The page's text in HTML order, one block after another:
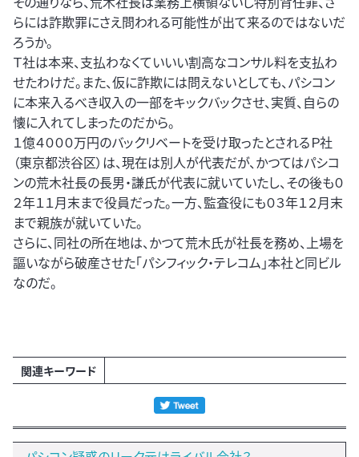
らには詐欺罪にさえ問われる可能性が出て来るのではないだ
ろうか。
Ｔ社は本来、支払わなくていいい割高なコンサル料を支払わ
せたわけだ。また、仮に詐欺には問えないとしても、パシコン
に本来入るべき収入の一部をキックバックさせ、実質、自らの
懐に入れてしまったのだから。
１億４０００万円のバックリベートを受け取ったとされるＰ社
（東京都渋谷区）は、現在は別人が代表だが、かつてはパシコ
ンの荒木社長の長男・謙氏が代表に就いていたし、その後も０
２年１１月末まで役員だった。一方、監査役にも０３年１２月末
まで親族が就いていた。
さらに、同社の所在地は、かつて荒木氏が社長を務め、上場を
謳いながら破産させた「パシフィック・テレコム」本社と同ビル
なのだ。
関連キーワード